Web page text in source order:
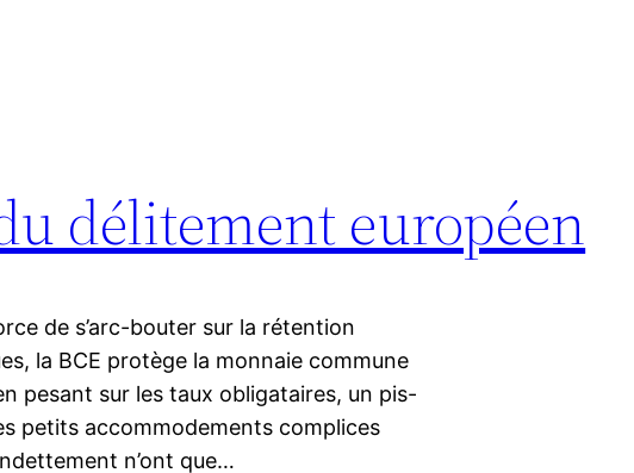
délitement européen
de s’arc-bouter sur la rétention
la BCE protège la monnaie commune
pesant sur les taux obligataires, un pis-
petits accommodements complices
n’ont que…